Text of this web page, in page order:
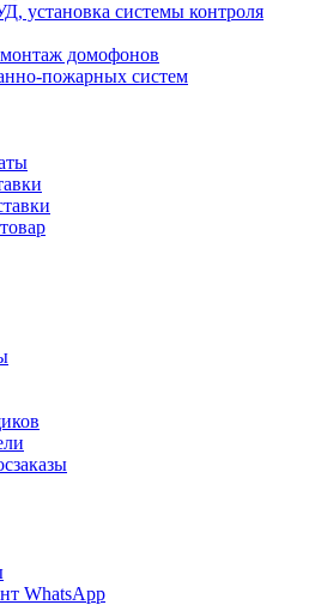
установка системы контроля
домофонов
пожарных систем
WhatsApp